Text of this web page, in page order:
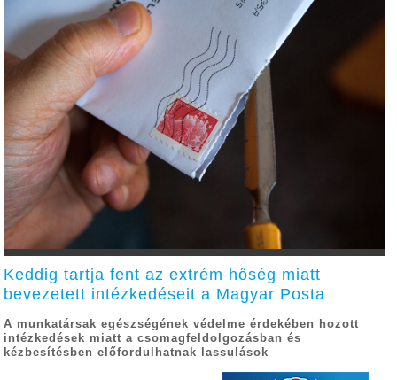
Keddig tartja fent az extrém hőség miatt
bevezetett intézkedéseit a Magyar Posta
A munkatársak egészségének védelme érdekében hozott
intézkedések miatt a csomagfeldolgozásban és
kézbesítésben előfordulhatnak lassulások